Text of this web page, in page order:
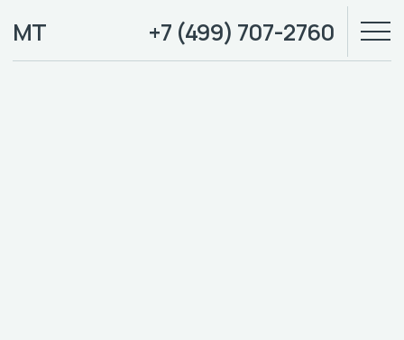
+7 (499) 707-2760
МТ